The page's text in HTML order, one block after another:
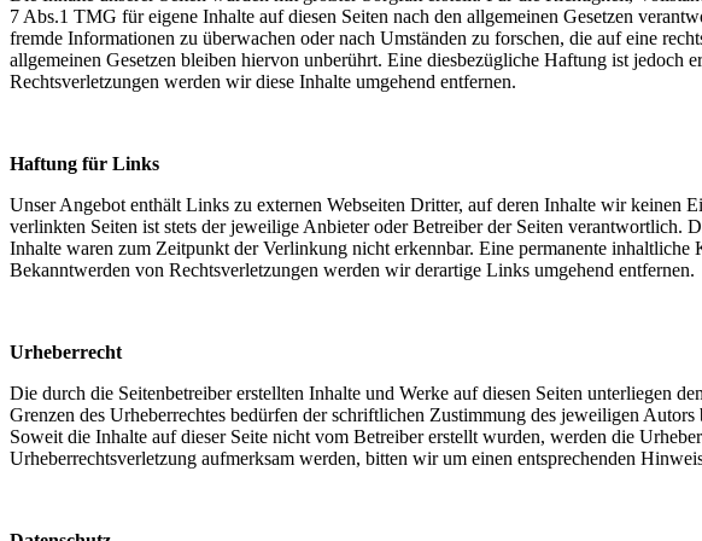
7 Abs.1 TMG für eigene Inhalte auf diesen Seiten nach den allgemeinen Gesetzen
fremde Informationen zu überwachen oder nach Umständen zu forschen, die auf eine
allgemeinen Gesetzen bleiben hiervon unberührt. Eine diesbezügliche Haftung ist
Rechtsverletzungen werden wir diese Inhalte umgehend entfernen.
Haftung für Links
Unser Angebot enthält Links zu externen Webseiten Dritter, auf deren Inhalte wir keinen
verlinkten Seiten ist stets der jeweilige Anbieter oder Betreiber der Seiten
Inhalte waren zum Zeitpunkt der Verlinkung nicht erkennbar. Eine permanente
Bekanntwerden von Rechtsverletzungen werden wir derartige Links umgehend entfernen.
Urheberrecht
Die durch die Seitenbetreiber erstellten Inhalte und Werke auf diesen Seiten unterliegen
Grenzen des Urheberrechtes bedürfen der schriftlichen Zustimmung des jeweiligen
Soweit die Inhalte auf dieser Seite nicht vom Betreiber erstellt wurden, werden die
Urheberrechtsverletzung aufmerksam werden, bitten wir um einen entsprechenden